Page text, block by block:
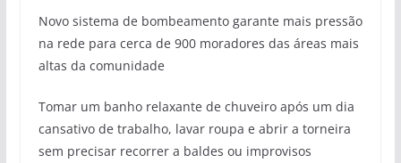
Novo sistema de bombeamento garante mais pressão
na rede para cerca de 900 moradores das áreas mais
altas da comunidade
Tomar um banho relaxante de chuveiro após um dia
cansativo de trabalho, lavar roupa e abrir a torneira
sem precisar recorrer a baldes ou improvisos